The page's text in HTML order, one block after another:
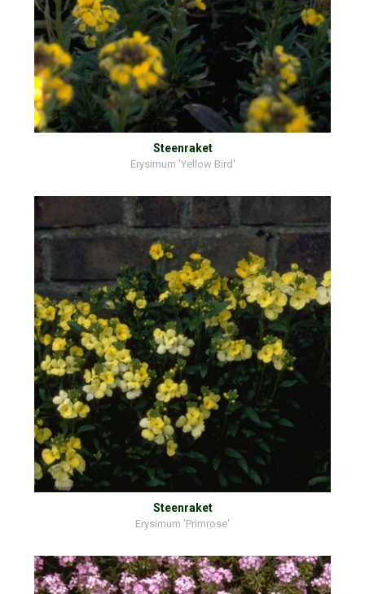
Steenraket
Erysimum 'Yellow Bird'
Steenraket
Erysimum 'Primrose'